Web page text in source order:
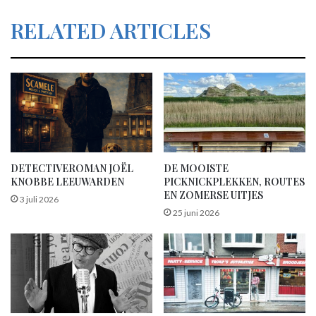
RELATED ARTICLES
DETECTIVEROMAN JOËL
KNOBBE LEEUWARDEN
3 juli 2026
DE MOOISTE
PICKNICKPLEKKEN, ROUTES
EN ZOMERSE UITJES
25 juni 2026